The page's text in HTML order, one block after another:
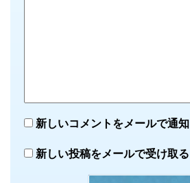
新しいコメントをメールで通知
新しい投稿をメールで受け取る